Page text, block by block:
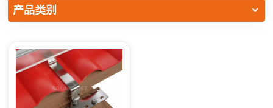
中文
Русский
Español
Português
产品类别